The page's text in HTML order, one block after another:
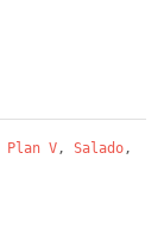
Plan V , Salado ,